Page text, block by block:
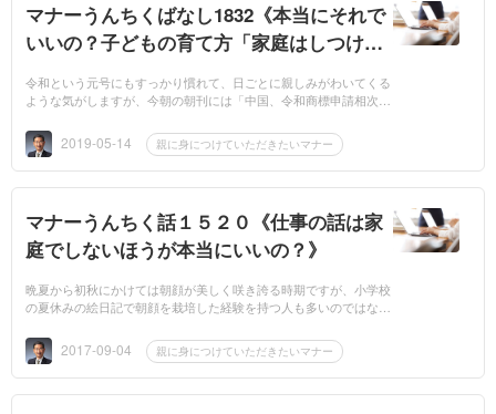
マナーうんちくばなし1832《本当にそれで
いいの？子どもの育て方「家庭はしつけの
令和という元号にもすっかり慣れて、日ごとに親しみがわいてくる
ような気がしますが、今朝の朝刊には「中国、令和商標申請相次
されていませんが...
2019-05-14 親に身につけていただきたいマナー
マナーうんちく話１５２０《仕事の話は家
庭でしないほうが本当にいいの？》
晩夏から初秋にかけては朝顔が美しく咲き誇る時期ですが、小学校
の夏休みの絵日記で朝顔を栽培した経験を持つ人も多いのではない
り、盛んに品...
2017-09-04 親に身につけていただきたいマナー